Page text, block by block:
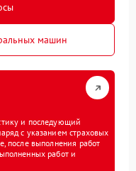
машин
и последующий
с указанием страховых
после выполнения работ
работ и